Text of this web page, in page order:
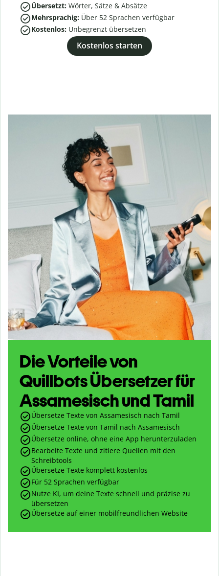
Übersetzt: Wörter, Sätze & Absätze
Mehrsprachig: Über 52 Sprachen verfügbar
Kostenlos: Unbegrenzt übersetzen
Kostenlos starten
Die Vorteile von
Quillbots Übersetzer für
Assamesisch und Tamil
Übersetze Texte von Assamesisch nach Tamil
Übersetze Texte von Tamil nach Assamesisch
Übersetze online, ohne eine App herunterzuladen
Bearbeite Texte und zitiere Quellen mit den
Schreibtools
Übersetze Texte komplett kostenlos
Für 52 Sprachen verfügbar
Nutze KI, um deine Texte schnell und präzise zu
übersetzen
Übersetze auf einer mobilfreundlichen Website